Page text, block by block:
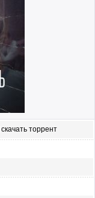
торрент